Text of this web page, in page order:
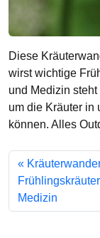
Diese
wirst wichtige
und Medizin
um die Kräuter in
können. Alles
Medizin